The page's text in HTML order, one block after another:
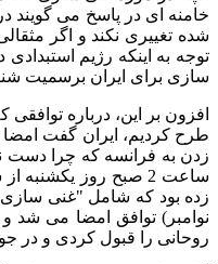
خامنه ای در پاسخ می گویند
شده تغییری نکند و اگر
توجه به اینکه رژیم
سازی برای ایران برسمیت
افزون بر این، درباره
طرح کردیم، ایران گفت امضا
زدن به فرانسه که چرا دست
ساعت 2 صبح روز یکشنبه از
زده بود که شامل "غنی
نوامبر )توافق امضا می شد
روحانی را قبول کردی و در